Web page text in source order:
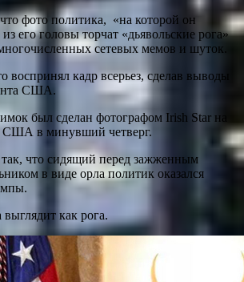
фото политика, «на которой он
из его головы торчат «дьявольские рога»
сетевых мемов и шуток.
воспринял кадр всерьез, сделав выводы
США.
был сделан фотографом Irish Star на
США в минувший четверг.
что сидящий перед зажженным
в виде орла политик оказался
как рога.